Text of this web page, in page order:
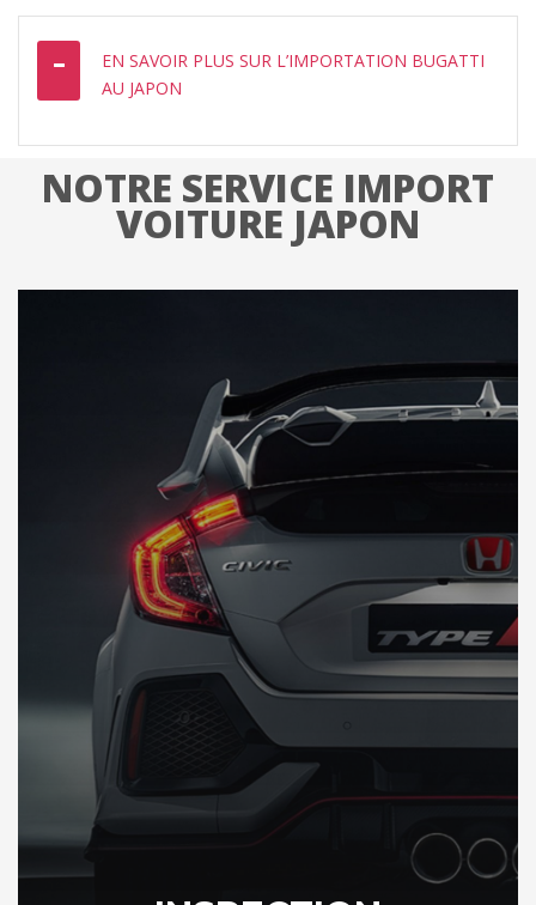
EN SAVOIR PLUS SUR L’IMPORTATION BUGATTI
AU JAPON
NOTRE SERVICE IMPORT
VOITURE JAPON